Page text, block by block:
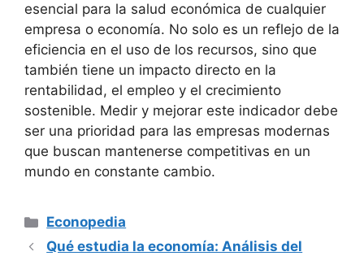
esencial para la salud económica de cualquier
empresa o economía. No solo es un reflejo de la
eficiencia en el uso de los recursos, sino que
también tiene un impacto directo en la
rentabilidad, el empleo y el crecimiento
sostenible. Medir y mejorar este indicador debe
ser una prioridad para las empresas modernas
que buscan mantenerse competitivas en un
mundo en constante cambio.
Categorías
Econopedia
Qué estudia la economía: Análisis del